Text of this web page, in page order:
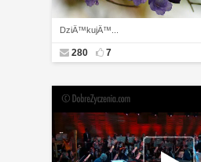
DziÄ™kujÄ™...
280 7